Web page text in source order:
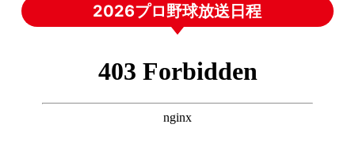
2026プロ野球放送日程